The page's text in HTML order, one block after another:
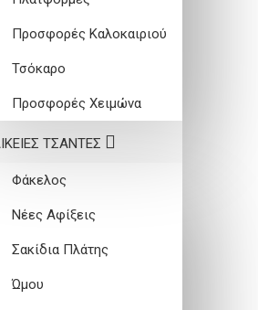
Προσφορές Καλοκαιριού
Τσόκαρο
Προσφορές Χειμώνα
ΤΣΑΝΤΕΣ
Φάκελος
Νέες Αφίξεις
Σακίδια Πλάτης
Ώμου